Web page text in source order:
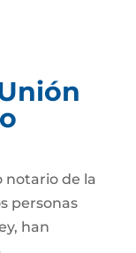
notario de la
personas
han